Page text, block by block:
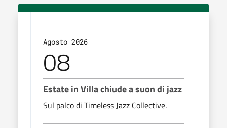
Agosto 2026
08
Estate in Villa chiude a suon di jazz
Sul palco di Timeless Jazz Collective.